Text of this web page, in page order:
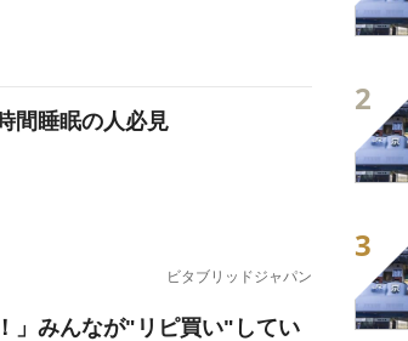
間睡眠の人必見
ビタブリッドジャパン
」みんなが"リピ買い"してい
2
3